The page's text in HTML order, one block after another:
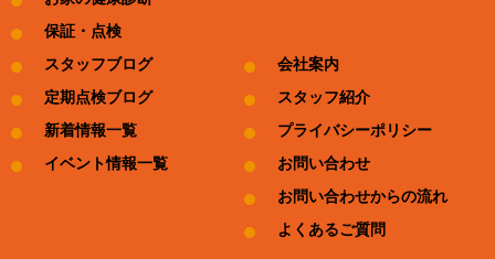
保証・点検
スタッフブログ
定期点検ブログ
新着情報一覧
イベント情報一覧
会社案内
スタッフ紹介
プライバシーポリシー
お問い合わせ
お問い合わせからの流れ
よくあるご質問